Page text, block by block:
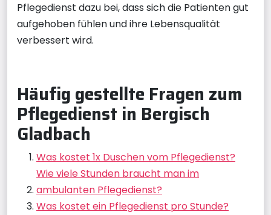
Pflegedienst dazu bei, dass sich die Patienten gut
aufgehoben fühlen und ihre Lebensqualität
verbessert wird.
Häufig gestellte Fragen zum
Pflegedienst in Bergisch
Gladbach
Was kostet 1x Duschen vom Pflegedienst?
Wie viele Stunden braucht man im
ambulanten Pflegedienst?
Was kostet ein Pflegedienst pro Stunde?